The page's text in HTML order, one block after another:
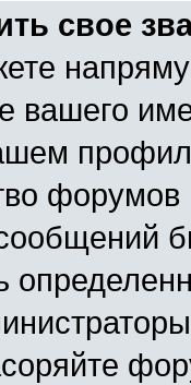
свое
вашего
форумов